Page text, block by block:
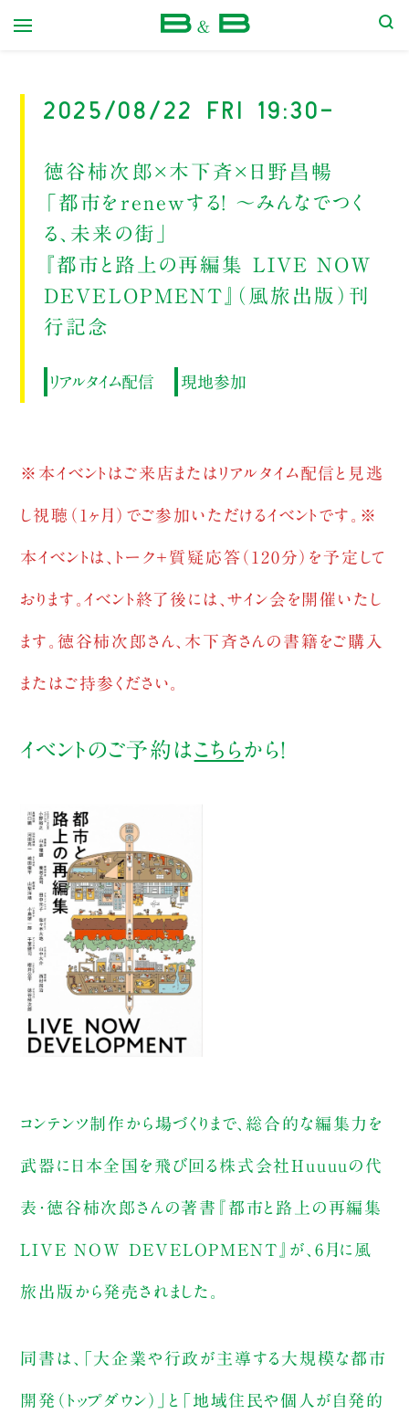
2025/08/22 Fri 19:30-
徳谷柿次郎×木下斉×日野昌暢
「都市をrenewする！ ～みんなでつく
る、未来の街」
『都市と路上の再編集 LIVE NOW
DEVELOPMENT』（風旅出版）刊
行記念
リアルタイム配信 現地参加
※本イベントはご来店またはリアルタイム配信と見逃
し視聴（1ヶ月）でご参加いただけるイベントです。※
本イベントは、トーク＋質疑応答（120分）を予定して
おります。イベント終了後には、サイン会を開催いたし
ます。徳谷柿次郎さん、木下斉さんの書籍をご購入
またはご持参ください。
イベントのご予約は こちらから！
コンテンツ制作から場づくりまで、総合的な編集力を
武器に日本全国を飛び回る株式会社Huuuuの代
表・徳谷柿次郎さんの著書『都市と路上の再編集
LIVE NOW DEVELOPMENT』が、6月に風
旅出版から発売されました。
同書は、「大企業や行政が主導する大規模な都市
開発（トップダウン）」と「地域住民や個人が自発的